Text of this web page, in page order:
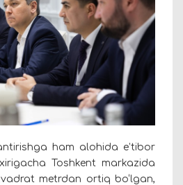
ham alohida e’tibor
Toshkent markazida
metrdan ortiq bo‘lgan,